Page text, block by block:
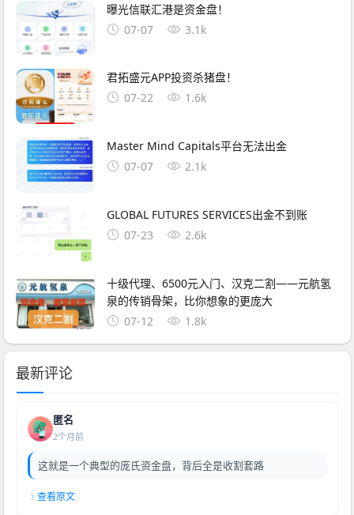
曝光信联汇港是资金盘！
07-07
3.1k
君拓盛元APP投资杀猪盘！
07-22
1.6k
Master Mind Capitals平台无法出金
07-07
2.1k
GLOBAL FUTURES SERVICES出金不到账
07-23
2.6k
十级代理、6500元入门、汉克二割——元航氢
泉的传销骨架，比你想象的更庞大
07-12
1.8k
最新评论
匿名
2个月前
这就是一个典型的庞氏资金盘，背后全是收割套路
查看原文